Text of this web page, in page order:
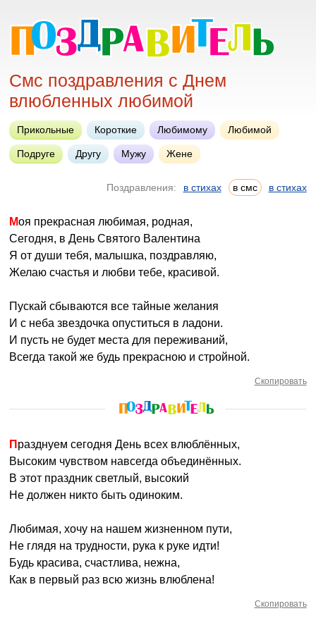
Смс поздравления с Днем
влюбленных любимой
Прикольные Короткие Любимому Любимой
Подруге Другу Мужу Жене
Поздравления: в стихах в смс в стихах
Моя прекрасная любимая, родная,
Сегодня, в День Святого Валентина
Я от души тебя, малышка, поздравляю,
Желаю счастья и любви тебе, красивой.
Пускай сбываются все тайные желания
И с неба звездочка опуститься в ладони.
И пусть не будет места для переживаний,
Всегда такой же будь прекрасною и стройной.
Скопировать
Празднуем сегодня День всех влюблённых,
Высоким чувством навсегда объединённых.
В этот праздник светлый, высокий
Не должен никто быть одиноким.
Любимая, хочу на нашем жизненном пути,
Не глядя на трудности, рука к руке идти!
Будь красива, счастлива, нежна,
Как в первый раз всю жизнь влюблена!
Скопировать